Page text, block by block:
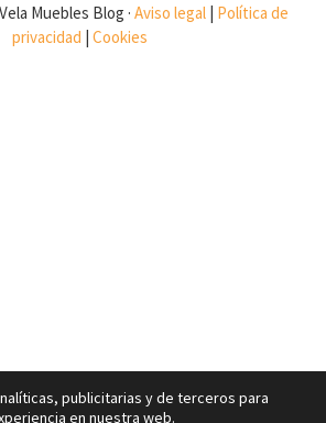
Muebles Blog · Aviso legal | Política de
privacidad | Cookies
publicitarias y de terceros para
en nuestra web.